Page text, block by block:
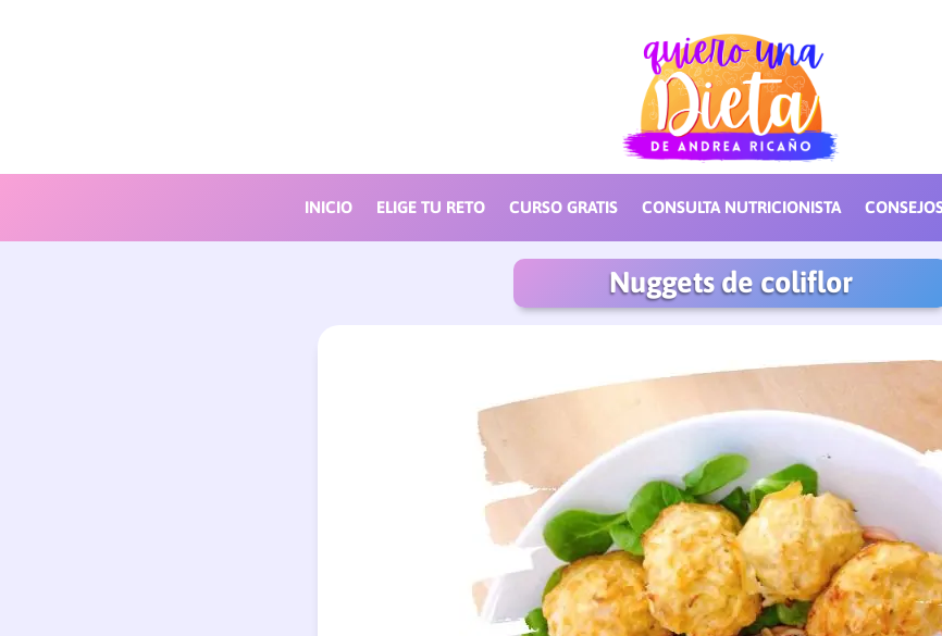
INICIO ELIGE TU RETO CURSO GRATIS CONSULTA NUTRICIONISTA
Nuggets de coliflor